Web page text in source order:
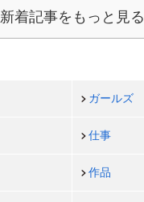
新着記事をもっと見る
ガールズ
仕事
作品